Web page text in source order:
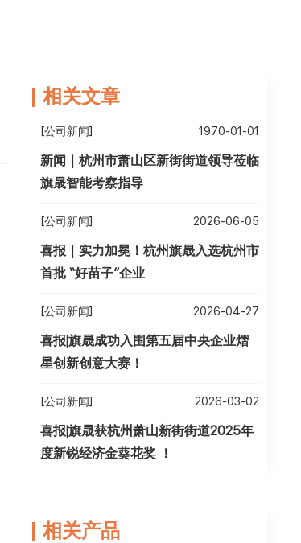
相关文章
[公司新闻]
新闻｜杭州市萧山区新街街道领导莅临
旗晟智能考察指导
1970-01-01
[公司新闻]
喜报｜实力加冕！杭州旗晟入选杭州市
首批 “好苗子”企业
2026-06-05
[公司新闻]
喜报|旗晟成功入围第五届中央企业熠
星创新创意大赛！
2026-04-27
[公司新闻]
喜报|旗晟获杭州萧山新街街道2025年
度新锐经济金葵花奖 ！
2026-03-02
相关产品